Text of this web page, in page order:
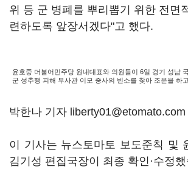
위 등 군 병폐를 뿌리뽑기 위한 전면
련하도록 앞장서겠다"고 했다.
윤호중 더불어민주당 원내대표와 의원들이 6일 경기 성남
군 성추행 피해 부사관 이모 중사의 빈소를 찾아 조문을 하
박한나 기자 liberty01@etomato.com
이 기사는 뉴스토마토 보도준칙 및
김기성 편집국장이 최종 확인·수정